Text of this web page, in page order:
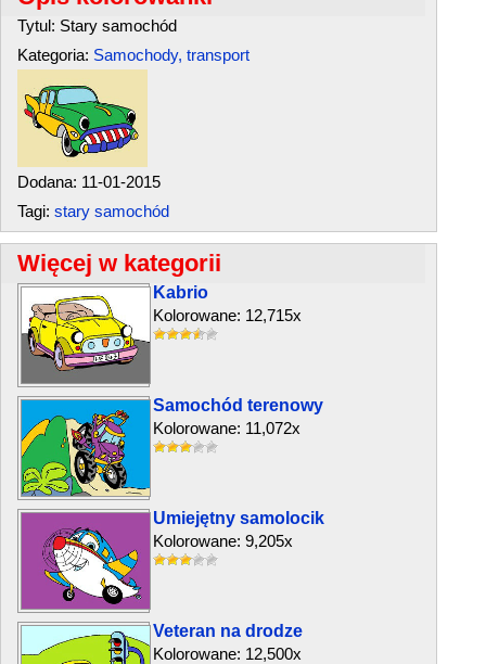
Tytul: Stary samochód
Kategoria: Samochody, transport
Dodana: 11-01-2015
Tagi: stary samochód
Więcej w kategorii
Kabrio
Kolorowane: 12,715x
Samochód terenowy
Kolorowane: 11,072x
Umiejętny samolocik
Kolorowane: 9,205x
Veteran na drodze
Kolorowane: 12,500x